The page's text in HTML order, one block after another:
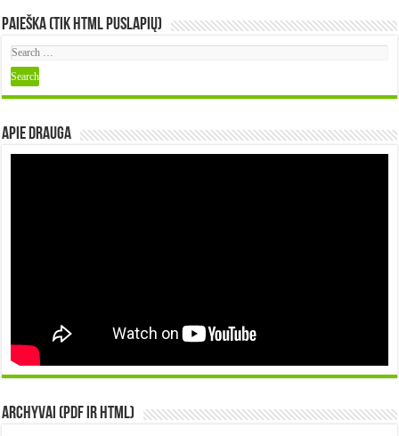
Paieška (tik HTML puslapių)
Apie DRAUGA
Archyvai (PDF ir HTML)